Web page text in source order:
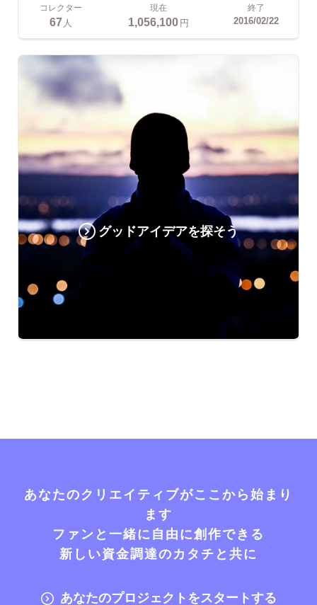
コレクター
67人
現在
1,056,100円
終了
2016/02/22
グッドアイデアを探そう
あなたのクリエイティブがここから始まり
ます
ファンと一緒に自由に創作できる
新しい資金調達のカタチと共に
あなたのプロジェクトをスタートする